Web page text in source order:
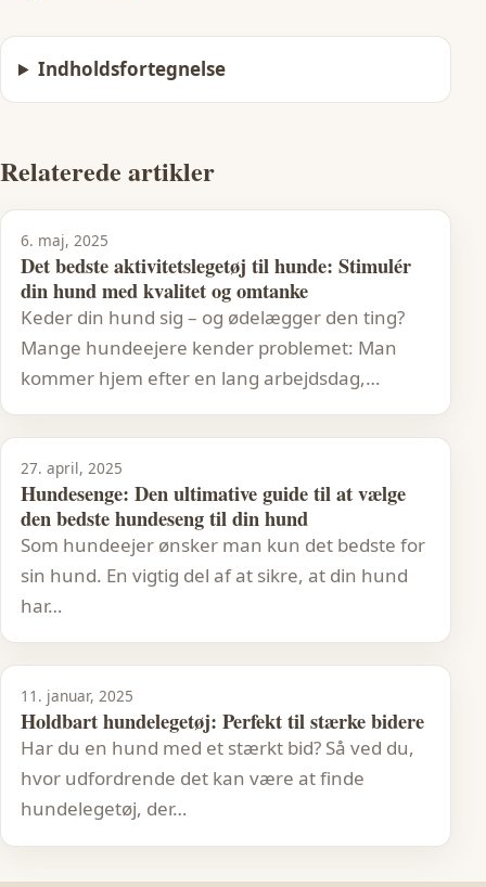
Indholdsfortegnelse
Relaterede artikler
6. maj, 2025
Det bedste aktivitetslegetøj til hunde: Stimulér
din hund med kvalitet og omtanke
Keder din hund sig – og ødelægger den ting?
Mange hundeejere kender problemet: Man
kommer hjem efter en lang arbejdsdag,…
27. april, 2025
Hundesenge: Den ultimative guide til at vælge
den bedste hundeseng til din hund
Som hundeejer ønsker man kun det bedste for
sin hund. En vigtig del af at sikre, at din hund
har…
11. januar, 2025
Holdbart hundelegetøj: Perfekt til stærke bidere
Har du en hund med et stærkt bid? Så ved du,
hvor udfordrende det kan være at finde
hundelegetøj, der…